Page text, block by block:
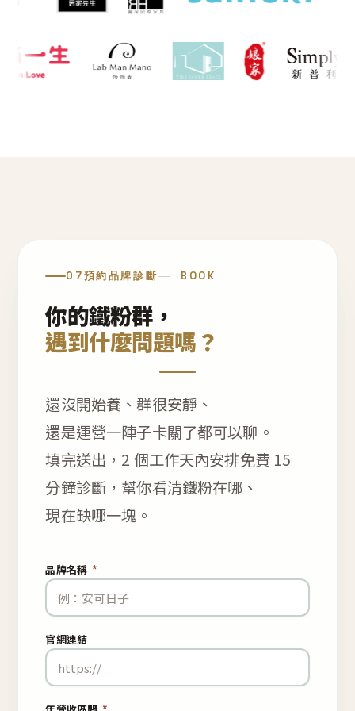
07預約品牌診斷 BOOK
你的鐵粉群，
遇到什麼問題嗎？
還沒開始養、群很安靜、
還是運營一陣子卡關了都可以聊。
填完送出，2 個工作天內安排免費 15
分鐘診斷，幫你看清鐵粉在哪、
現在缺哪一塊。
品牌名稱 *
官網連結